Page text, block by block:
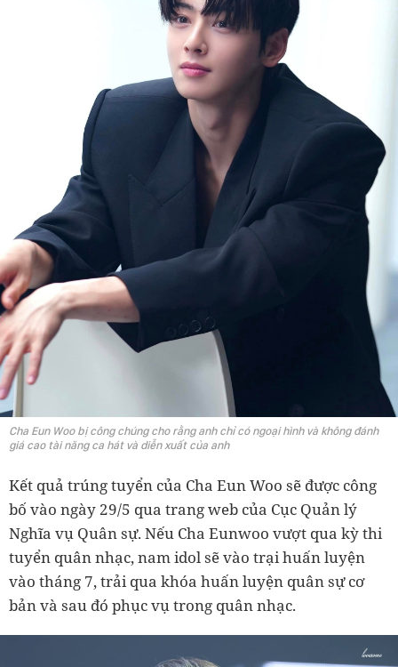
Cha Eun Woo bị công chúng cho rằng anh chỉ có ngoại hình và không đánh
giá cao tài năng ca hát và diễn xuất của anh
Kết quả trúng tuyển của Cha Eun Woo sẽ được công
bố vào ngày 29/5 qua trang web của Cục Quản lý
Nghĩa vụ Quân sự. Nếu Cha Eunwoo vượt qua kỳ thi
tuyển quân nhạc, nam idol sẽ vào trại huấn luyện
vào tháng 7, trải qua khóa huấn luyện quân sự cơ
bản và sau đó phục vụ trong quân nhạc.